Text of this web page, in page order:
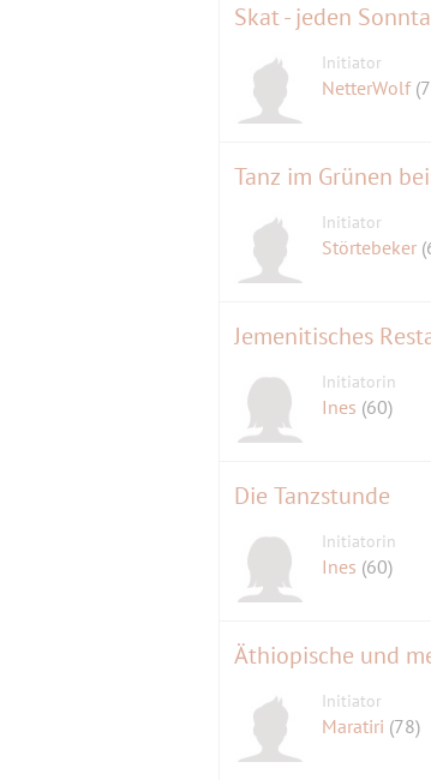
Skat - jeden
Initiator
NetterWolf
Tanz im Grünen
Initiator
Störtebeker
Jemenitisches
Initiatorin
Ines (60)
Die Tanzstunde
Initiatorin
Ines (60)
Äthiopische und
Initiator
Maratiri (78)